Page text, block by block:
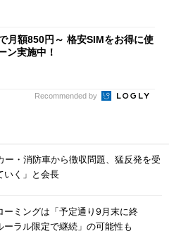
月額850円～ 格安SIMをお得に使
ン実施中！
Recommended by
ー・消防車から徴収問題、猛反発を受
いく」と会長
ーミングは「予定通り9月末に終
ラル限定で継続」の可能性も